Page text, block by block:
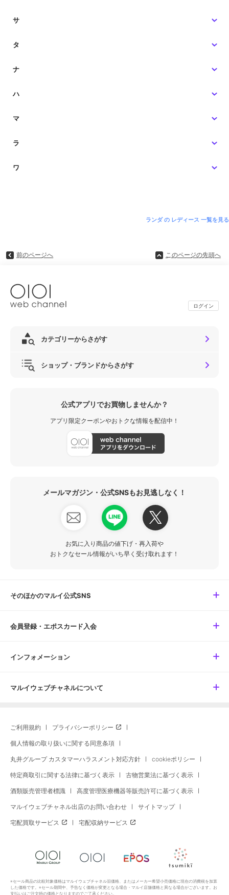
サ
タ
ナ
ハ
マ
ラ
ワ
ランダ の レディース 一覧を見る
前のページへ このページの先頭へ
ログイン
カテゴリーからさがす
ショップ・ブランドからさがす
公式アプリでお買物しませんか？
アプリ限定クーポンやおトクな情報を配信中！
メールマガジン・公式SNSもお見逃しなく！
お気に入り商品の値下げ・再入荷や
おトクなセール情報がいち早く受け取れます！
そのほかのマルイ公式SNS
会員登録・エポスカード入会
インフォメーション
マルイウェブチャネルについて
ご利用規約 プライバシーポリシー
個人情報の取り扱いに関する同意条項
丸井グループ カスタマーハラスメント対応方針 cookieポリシー
特定商取引に関する法律に基づく表示 古物営業法に基づく表示
酒類販売管理者標識 高度管理医療機器等販売許可に基づく表示
マルイウェブチャネル出店のお問い合わせ サイトマップ
宅配買取サービス 宅配収納サービス
※セール商品の比較対象価格はマルイウェブチャネル旧価格、またはメーカー希望小売価格に現在の消費税を加算
した価格です。※セール期間中、予告なく価格が変更となる場合・マルイ店舗価格と異なる場合がございます。お
支払いはご注文時の価格となりますのでご了承ください。